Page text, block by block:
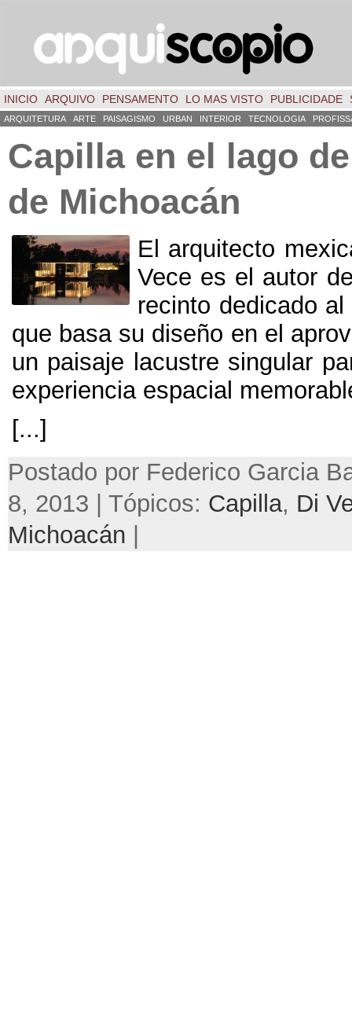
INICIO ARQUIVO PENSAMENTO LO MAS VISTO PUBLICIDADE
ARQUITETURA ARTE PAISAGISMO URBAN INTERIOR TECNOLOGIA
Capilla en el lago
de Michoacán
El arquitecto
Vece es el autor
recinto dedicado
que basa su diseño en el
un paisaje lacustre singular
experiencia espacial
[...]
Postado por Federico Garcia
8, 2013 | Tópicos: Capilla, Di
Michoacán